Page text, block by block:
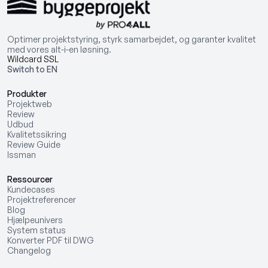
Optimer projektstyring, styrk samarbejdet, og garanter kvalitet
med vores alt-i-en løsning.
Wildcard SSL
Switch to EN
Produkter
Projektweb
Review
Udbud
Kvalitetssikring
Review Guide
Issman
Ressourcer
Kundecases
Projektreferencer
Blog
Hjælpeunivers
System status
Konverter PDF til DWG
Changelog